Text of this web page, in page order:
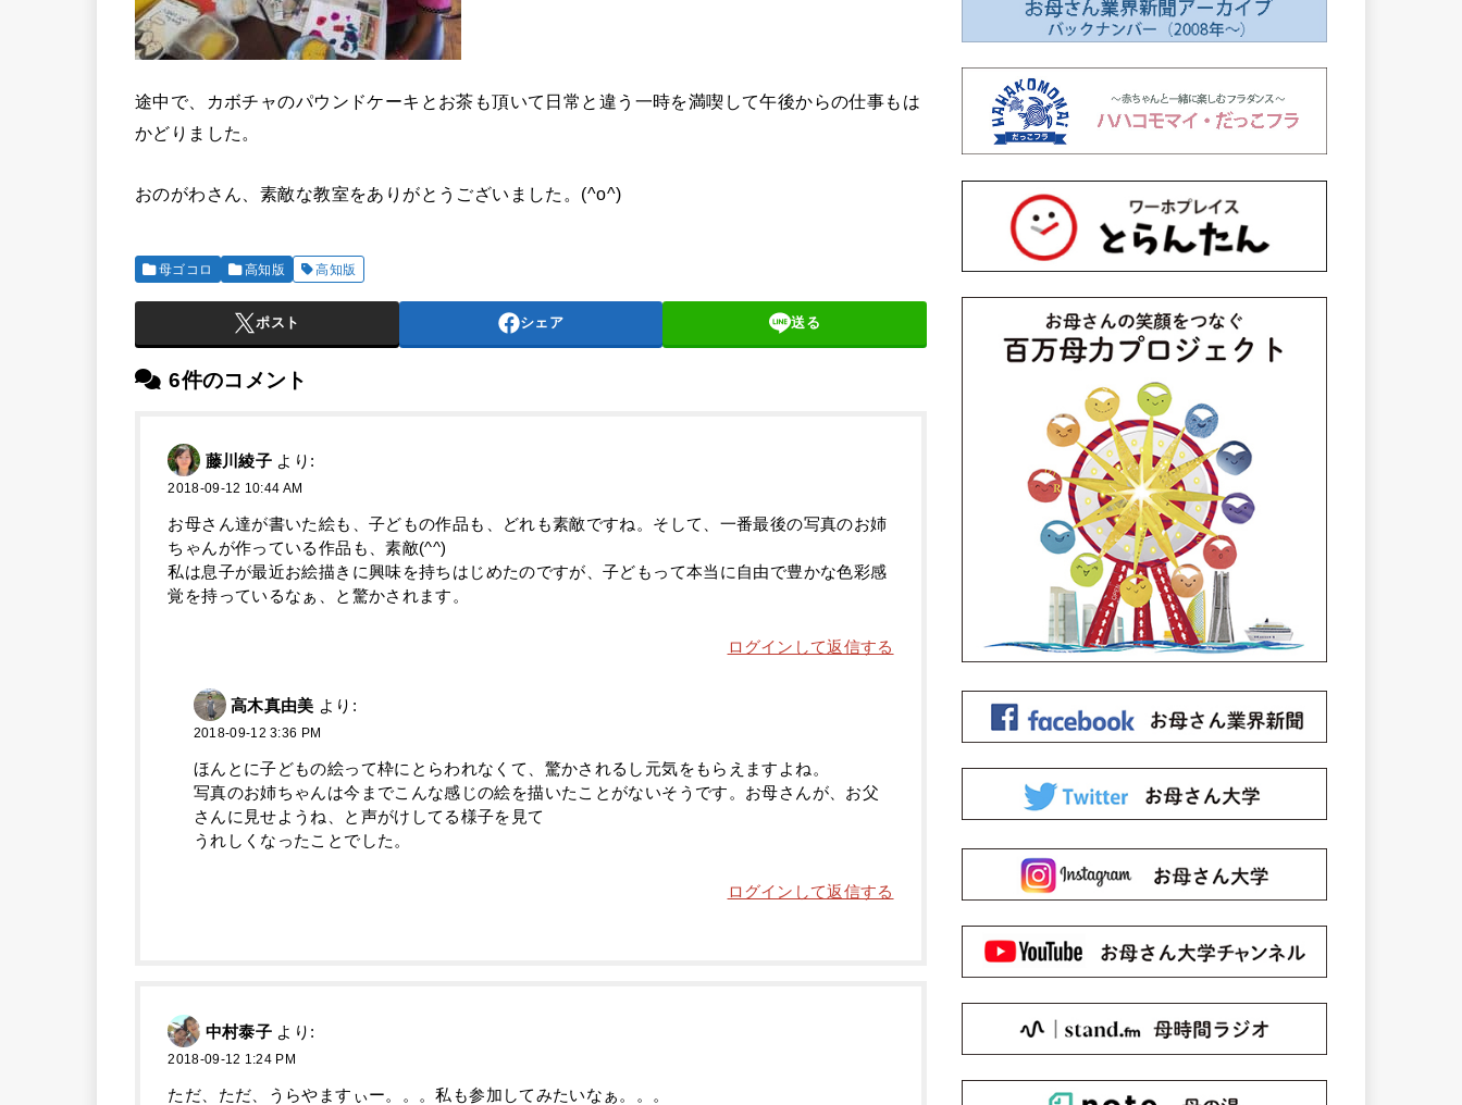
途中で、カボチャのパウンドケーキとお茶も頂いて日常と違う一時を満喫して午後からの仕事もは
かどりました。
おのがわさん、素敵な教室をありがとうございました。(^o^)
母ゴコロ 高知版 高知版
ポスト シェア 送る
6件のコメント
藤川綾子 より:
2018-09-12 10:44 AM
お母さん達が書いた絵も、子どもの作品も、どれも素敵ですね。そして、一番最後の写真のお姉
ちゃんが作っている作品も、素敵(^^)
私は息子が最近お絵描きに興味を持ちはじめたのですが、子どもって本当に自由で豊かな色彩感
覚を持っているなぁ、と驚かされます。
ログインして返信する
高木真由美 より:
2018-09-12 3:36 PM
ほんとに子どもの絵って枠にとらわれなくて、驚かされるし元気をもらえますよね。
写真のお姉ちゃんは今までこんな感じの絵を描いたことがないそうです。お母さんが、お父
さんに見せようね、と声がけしてる様子を見て
うれしくなったことでした。
ログインして返信する
中村泰子 より:
2018-09-12 1:24 PM
ただ、ただ、うらやますぃー。。。私も参加してみたいなぁ。。。